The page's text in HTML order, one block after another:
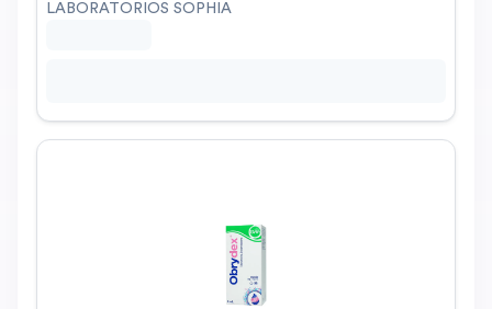
LABORATORIOS SOPHIA